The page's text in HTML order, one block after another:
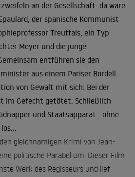
an der Gesellschaft: da wäre
der spanische Kommunist
Treuffais, ein Typ
Meyer und die junge
entführen sie den
aus einem Pariser Bordell.
von Gewalt mit sich: Bei der
im Gefecht getötet. Schließlich
und Staatsapparat - ohne
gleichnamigen Krimi von Jean-
politische Parabel um. Dieser Film
Werk des Regisseurs und lief